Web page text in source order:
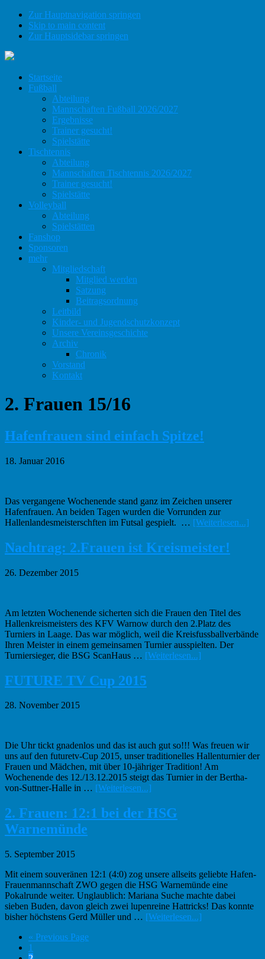
Zur Hauptnavigation springen
Skip to main content
Zur Hauptsidebar springen
Startseite
Fußball
Abteilung
Mannschaften Fußball 2026/2027
Ergebnisse
Trainer gesucht!
Spielstätte
Tischtennis
Abteilung
Mannschaften Tischtennis 2026/2027
Trainer gesucht!
Spielstätte
Volleyball
Abteilung
Spielstätten
Fanshop
Sponsoren
mehr
Mitgliedschaft
Mitglied werden
Satzung
Beitragsordnung
Leitbild
Kinder- und Jugendschutzkonzept
Unsere Vereinsgeschichte
Archiv
Chronik
Vorstand
Kontakt
2. Frauen 15/16
Hafenfrauen sind einfach Spitze!
18. Januar 2016
Das vergangene Wochenende stand ganz im Zeichen unserer
Hafenfrauen. An beiden Tagen wurden die Vorrunden zur
Hallenlandesmeisterschften im Futsal gespielt. … [Weiterlesen...]
Nachtrag: 2.Frauen ist Kreismeister!
26. Dezember 2015
Am letzten Wochenende sicherten sich die Frauen den Titel des
Hallenkreismeisters des KFV Warnow durch den 2.Platz des
Turniers in Laage. Das war möglich, weil die Kreisfussballverbände
Ihren Meister in einem gemeinsamen Turnier ausspielten. Der
Turniersieger, die BSG ScanHaus … [Weiterlesen...]
FUTURE TV Cup 2015
28. November 2015
Die Uhr tickt gnadenlos und das ist auch gut so!!! Was freuen wir
uns auf den futuretv-Cup 2015, unser traditionelles Hallenturnier der
Frauen und Mädchen, mit über 10-jähriger Tradition! Am
Wochenende des 12./13.12.2015 steigt das Turnier in der Bertha-
von-Suttner-Halle in … [Weiterlesen...]
Plugin
FUTURE
2. Frauen: 12:1 bei der HSG
Warnemünde
5. September 2015
Mit einem souveränen 12:1 (4:0) zog unsere allseits geliebte Hafen-
Frauenmannschaft ZWO gegen die HSG Warnemünde eine
Pokalrunde weiter. Unglaublich: Mariana Suche machte dabei
sieben Buden, davon gleich zwei lupenreine Hattricks! Das konnte
bisher höchstens Gerd Müller und … [Weiterlesen...]
« Go
Previous Page
Seite
1